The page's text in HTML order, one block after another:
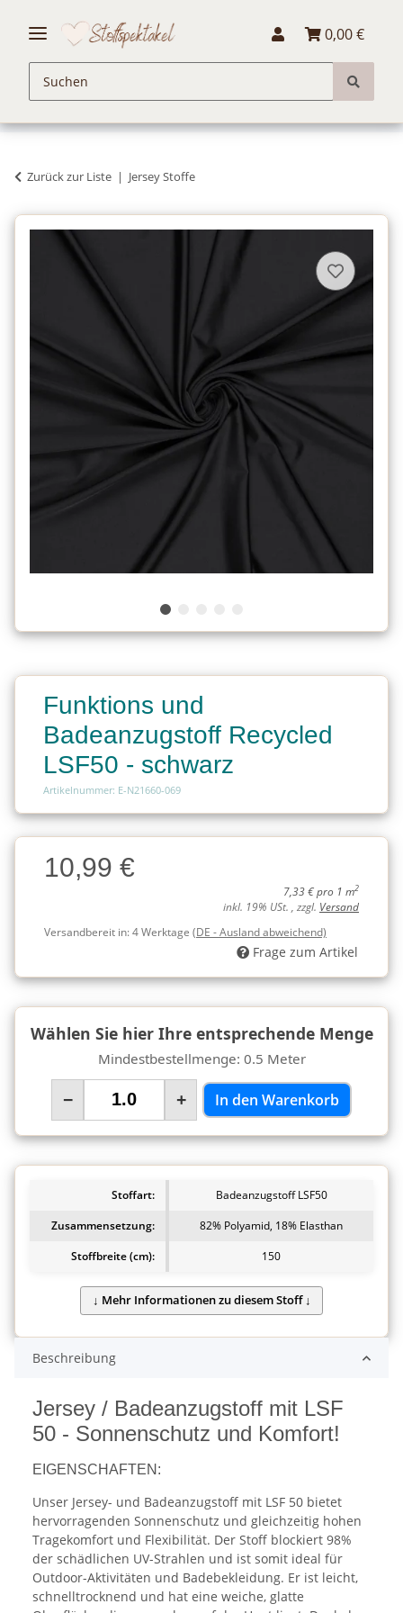
0,00 €
Zurück zur Liste Jersey Stoffe
Funktions und
Badeanzugstoff Recycled
LSF50 - schwarz
Artikelnummer: E-N21660-069
Charge
Charge10,99 €
7,33 € pro 1 m2
inkl. 19% USt. , zzgl. Versand
Versandbereit in:4 Werktage (DE - Ausland abweichend)
Frage zum Artikel
Wählen Sie hier Ihre entsprechende Menge
Mindestbestellmenge: 0.5 Meter
− + In den Warenkorb
Stoffart:
Badeanzugstoff LSF50
Zusammensetzung:
82% Polyamid, 18% Elasthan
Stoffbreite (cm):
150
Beschreibung
Jersey / Badeanzugstoff mit LSF
50 - Sonnenschutz und Komfort!
EIGENSCHAFTEN:
Unser Jersey- und Badeanzugstoff mit LSF 50 bietet
hervorragenden Sonnenschutz und gleichzeitig hohen
Tragekomfort und Flexibilität. Der Stoff blockiert 98%
der schädlichen UV-Strahlen und ist somit ideal für
Outdoor-Aktivitäten und Badebekleidung. Er ist leicht,
schnelltrocknend und hat eine weiche, glatte